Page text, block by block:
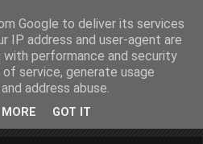
Google to deliver its services
IP address and user-agent are
with performance and security
service, generate usage
address abuse.
GOT IT